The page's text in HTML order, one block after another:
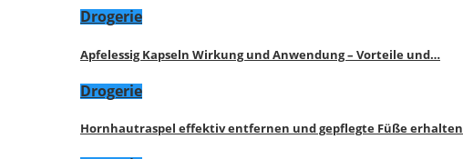
Drogerie
Apfelessig Kapseln Wirkung und Anwendung – Vorteile und…
Drogerie
Hornhautraspel effektiv entfernen und gepflegte Füße erhalten